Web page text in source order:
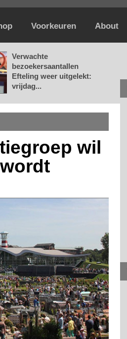
Voorkeuren About
Verwachte
bezoekersaantallen
Efteling weer uitgelekt:
vrijdag...
wil